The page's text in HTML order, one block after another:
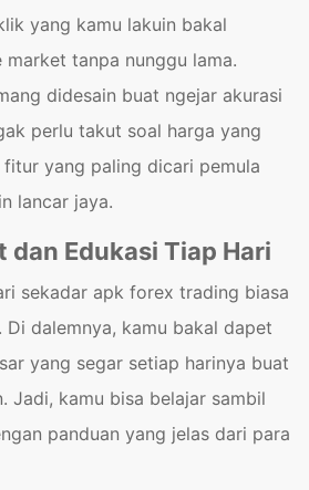
yang kamu lakuin bakal
market tanpa nunggu lama.
didesain buat ngejar akurasi
perlu takut soal harga yang
yang paling dicari pemula
lancar jaya.
dan Edukasi Tiap Hari
sekadar apk forex trading biasa
dalemnya, kamu bakal dapet
yang segar setiap harinya buat
Jadi, kamu bisa belajar sambil
panduan yang jelas dari para